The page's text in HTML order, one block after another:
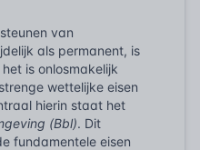
van
als permanent, is
is onlosmakelijk
wettelijke eisen
hierin staat het
(Bbl). Dit
fundamentele eisen